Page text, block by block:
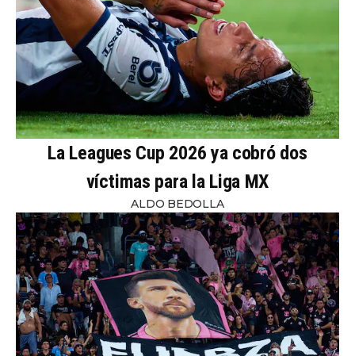
La Leagues Cup 2026 ya cobró dos
víctimas para la Liga MX
ALDO BEDOLLA